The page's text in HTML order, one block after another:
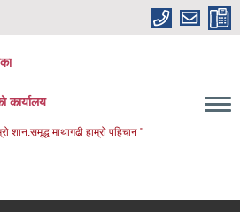
कार्यालय
शान:समृद्ध माथागढी हाम्रो पहिचान "